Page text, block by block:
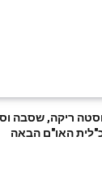
ריקה, שסבה
האו"ם הבאה